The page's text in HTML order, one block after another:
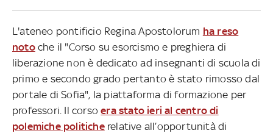
L'ateneo pontificio Regina Apostolorum ha reso
notoche il "Corso su esorcismo e preghiera di
liberazione non è dedicato ad insegnanti di scuola di
primo e secondo grado pertanto è stato rimosso dal
portale di Sofia", la piattaforma di formazione per
professori. Il corsoera stato ieri al centro di
polemiche politicherelative all’opportunità di